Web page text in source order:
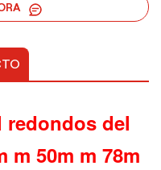
del
m 50m m 78m